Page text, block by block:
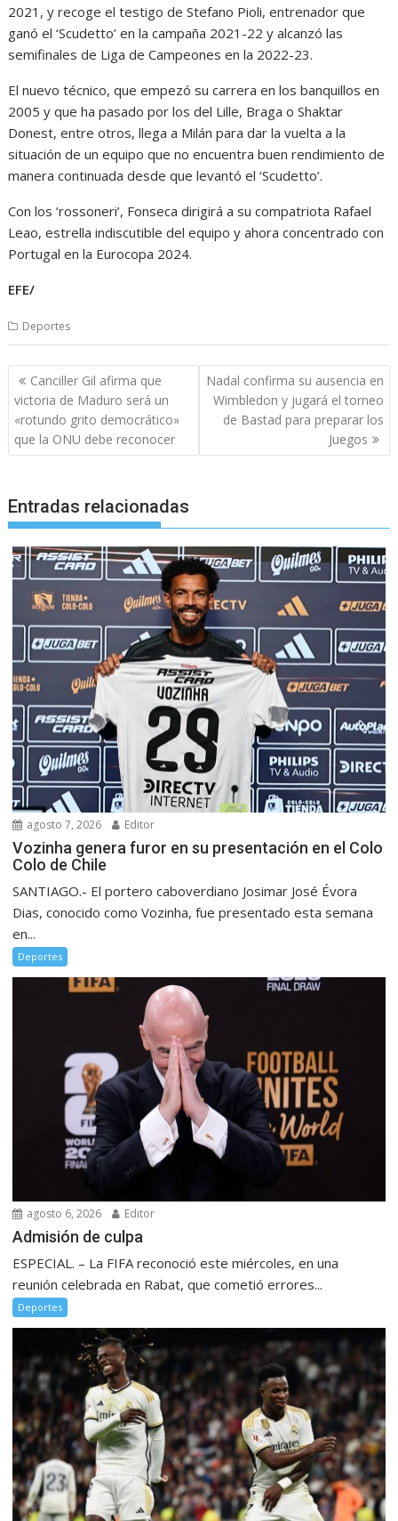
2021, y recoge el testigo de Stefano Pioli, entrenador que
ganó el ‘Scudetto’ en la campaña 2021-22 y alcanzó las
semifinales de Liga de Campeones en la 2022-23.
El nuevo técnico, que empezó su carrera en los banquillos en
2005 y que ha pasado por los del Lille, Braga o Shaktar
Donest, entre otros, llega a Milán para dar la vuelta a la
situación de un equipo que no encuentra buen rendimiento de
manera continuada desde que levantó el ‘Scudetto’.
Con los ‘rossoneri’, Fonseca dirigirá a su compatriota Rafael
Leao, estrella indiscutible del equipo y ahora concentrado con
Portugal en la Eurocopa 2024.
EFE/
Deportes
Navegación
de
entradas
Canciller Gil afirma que
victoria de Maduro será un
«rotundo grito democrático»
que la ONU debe reconocer
Nadal confirma su ausencia en
Wimbledon y jugará el torneo
de Bastad para preparar los
Juegos
Entradas relacionadas
agosto 7, 2026 Editor
Vozinha genera furor en su presentación en el Colo
Colo de Chile
SANTIAGO.- El portero caboverdiano Josimar José Évora
Dias, conocido como Vozinha, fue presentado esta semana
en...
Deportes
agosto 6, 2026 Editor
Admisión de culpa
ESPECIAL. – La FIFA reconoció este miércoles, en una
reunión celebrada en Rabat, que cometió errores...
Deportes